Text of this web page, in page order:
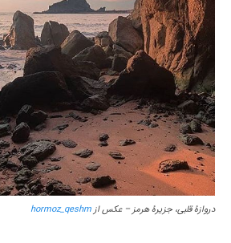
دروازۀ قلبی، جزیرۀ هرمز – عکس ازhormoz_qeshm